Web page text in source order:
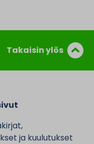
Takaisin ylös
ja kuulutukset